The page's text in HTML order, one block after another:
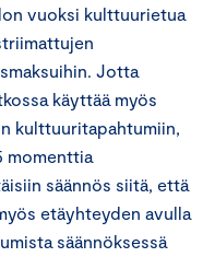
vuoksi kulttuurietua
Jotta
käyttää myös
kulttuuritapahtumiin,
momenttia
säännös siitä, että
etäyhteyden avulla
säännöksessä